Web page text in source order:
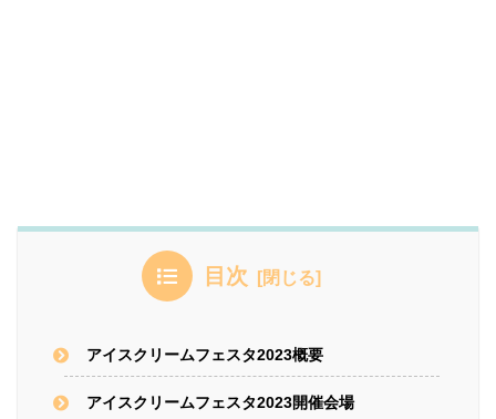
目次
アイスクリームフェスタ2023概要
アイスクリームフェスタ2023開催会場